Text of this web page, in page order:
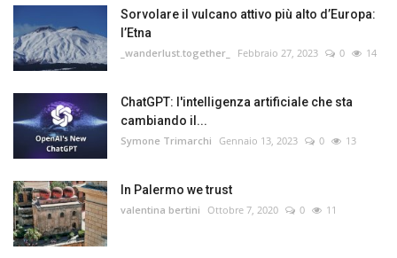
Sorvolare il vulcano attivo più alto d’Europa:
l’Etna
_wanderlust.together_ Febbraio 27, 2023 0 14
ChatGPT: l'intelligenza artificiale che sta
cambiando il...
Symone Trimarchi Gennaio 13, 2023 0 13
In Palermo we trust
valentina bertini Ottobre 7, 2020 0 11